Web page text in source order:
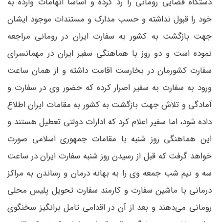
خود را قبول نداشته و حسب مدارک و مستندات موجود ایشان
جهت بازگشت به کشور به سفارت ایران در رومانی مراجعه
نموده است و دو روز با هماهنگی سفیر ایران در مهمانسرای
سفارت کشورمان در بخارست اقامت داشته و از همان ساعت
ورود به سفارت به سفیر اصرار کرده که حضور وی در سفارت و
آمادگی و تلاش جهت بازگشت به کشور به مقامات ایران اطلاع
داده شود، اما سفیر اعلام کرد که ادارات دولتی تعطیل هستند و
این هماهنگی روز شنبه با مقامات جمهوری اسلامی صورت
خواهد گرفت که قبل از رسیدن روز شنبه سفارت ایران در ساعت
سه و نیم شب جمعه وی را به بهانه درمان و رساندن به مراکز
درمانی با ماشین سفارت و کارمند سفارت تحویل پلیس محلی
رومانی می‌دهند و بعد از آن در اقدامی تامل برانگیز سخنگوی